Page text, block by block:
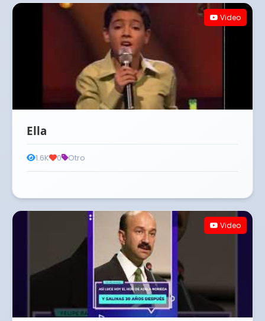
Video
Ella
1.6K 0 Otro
Video